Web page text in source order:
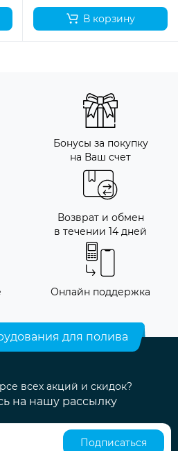
В корзину
Бонусы за покупку
на Ваш счет
Возврат и обмен
в течении 14 дней
Онлайн поддержка
для полива
всех акций и скидок?
на нашу рассылку
Подписаться